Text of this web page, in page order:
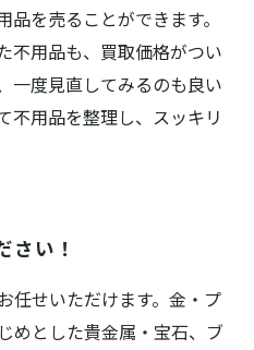
を売ることができます。
不用品も、買取価格がつい
一度見直してみるのも良い
不用品を整理し、スッキリ
さい！
任せいただけます。金・プ
めとした貴金属・宝石、ブ